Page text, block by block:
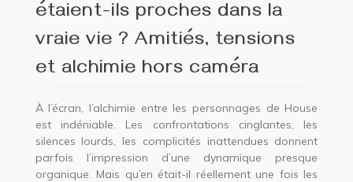
étaient-ils proches dans la
vraie vie ? Amitiés, tensions
et alchimie hors caméra
À l’écran, l’alchimie entre les personnages de House
est indéniable. Les confrontations cinglantes, les
silences lourds, les complicités inattendues donnent
parfois l’impression d’une dynamique presque
organique. Mais qu’en était-il réellement une fois les